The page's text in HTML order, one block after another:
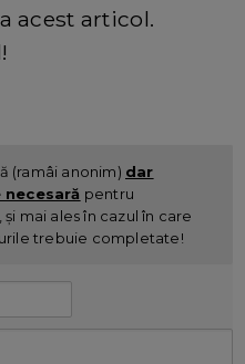
acest articol.
(ramâi anonim) dar
pentru
mai ales în cazul în care
trebuie completate!